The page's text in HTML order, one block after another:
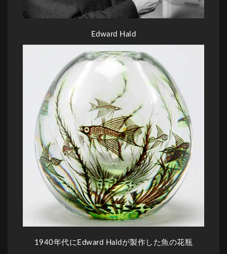
Edward Hald
1940年代にEdward Haldが製作した魚の花瓶